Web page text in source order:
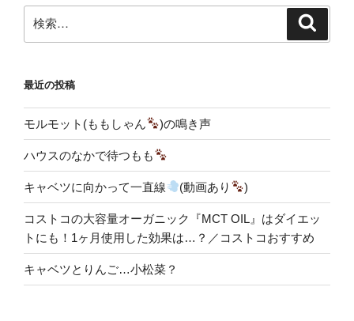
索:
最近の投稿
モルモット(ももしゃん )の鳴き声
ハウスのなかで待つもも
キャベツに向かって一直線 (動画あり )
コストコの大容量オーガニック『MCT OIL』はダイエッ
トにも！1ヶ月使用した効果は…？／コストコおすすめ
キャベツとりんご…小松菜？